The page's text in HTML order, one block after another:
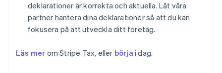
deklarationer är korrekta och aktuella. Låt våra
partner hantera dina deklarationer så att du kan
fokusera på att utveckla ditt företag.
Läs mer om Stripe Tax, eller börja i dag.
Australien